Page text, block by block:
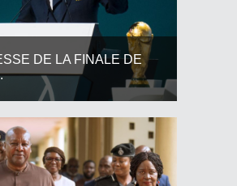
DE LA FINALE DE